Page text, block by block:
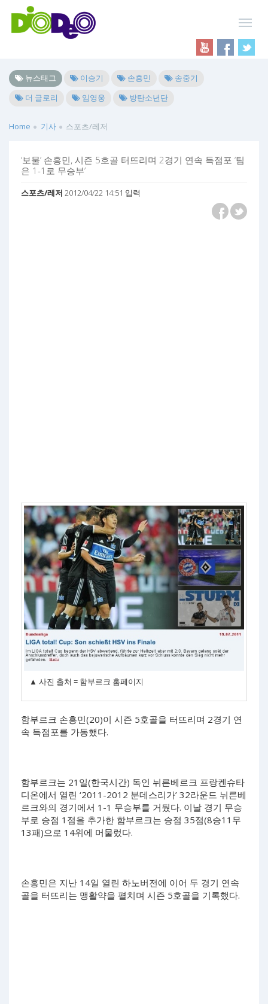
뉴스태그 이승기 손흥민
송중기
더 글로리
임영웅 방탄소년단
Home 기사 스포츠/레저
‘보물’ 손흥민, 시즌 5호골 터뜨리며 2경기 연속 득점포 ‘팀
은 1-1로 무승부’
스포츠/레저 2012/04/22 14:51 입력
▲ 사진 출처 = 함부르크 홈페이지
함부르크 손흥민(20)이 시즌 5호골을 터뜨리며 2경기 연
속 득점포를 가동했다.
함부르크는 21일(한국시간) 독인 뉘른베르크 프랑켄슈타
디온에서 열린 ‘2011-2012 분데스리가’ 32라운드 뉘른베
르크와의 경기에서 1-1 무승부를 거뒀다. 이날 경기 무승
부로 승점 1점을 추가한 함부르크는 승점 35점(8승11무
13패)으로 14위에 머물렀다.
손흥민은 지난 14일 열린 하노버전에 이어 두 경기 연속
골을 터뜨리는 맹활약을 펼치며 시즌 5호골을 기록했다.